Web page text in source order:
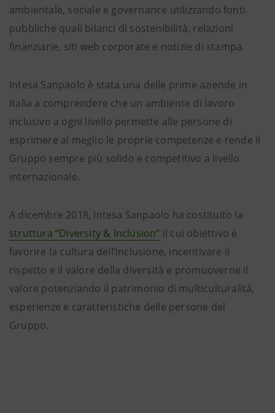
ambientale, sociale e governance utilizzando fonti
pubbliche quali bilanci di sostenibilità, relazioni
finanziarie, siti web corporate e notizie di stampa.
Intesa Sanpaolo è stata una delle prime aziende in
Italia a comprendere che un ambiente di lavoro
inclusivo a ogni livello permette alle persone di
esprimere al meglio le proprie competenze e rende il
Gruppo sempre più solido e competitivo a livello
internazionale.
A dicembre 2018, Intesa Sanpaolo ha costituito la
struttura “Diversity & Inclusion” il cui obiettivo è
favorire la cultura dell’inclusione, incentivare il
rispetto e il valore della diversità e promuoverne il
valore potenziando il patrimonio di multiculturalità,
esperienze e caratteristiche delle persone del
Gruppo.